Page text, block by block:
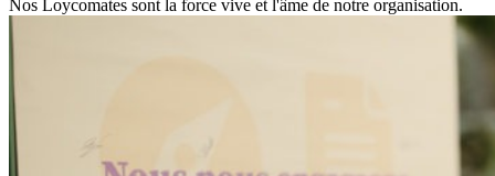
Nos Loycomates sont la force vive et l'âme de notre organisation.